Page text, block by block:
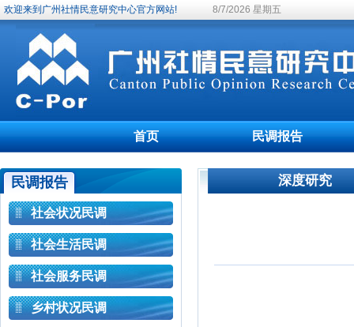
欢迎来到广州社情民意研究中心官方网站! 8/7/2026 星期五
首页 民调报告
民调报告
社会状况民调
社会生活民调
社会服务民调
乡村状况民调
深度研究